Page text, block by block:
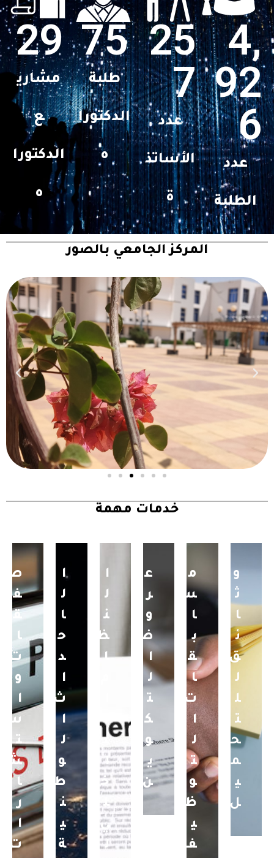
4,
92
6
عدد
الطلبة
25
7
عدد
الأساتذ
ة
75
طلبة
الدكتورا
ه
29
مشاري
ع
الدكتورا
ه
المركز الجامعي بالصور
خدمات مهمة
و
ث
ا
ئ
ق
ل
ل
ت
ح
م
ي
ل
م
س
ا
ب
ق
ا
ت
ا
ل
ت
و
ظ
ي
ف
ع
ر
و
ض
ا
ل
ت
ك
و
ي
ن
ا
ل
ن
ظ
ا
ل
د
ا
خ
ل
ي
ل
ا
ل
ا
ح
د
ا
ث
ا
ل
و
ط
ن
ي
ة
ص
ف
ق
ا
ت
و
ا
س
ت
ش
ا
ر
ا
ت